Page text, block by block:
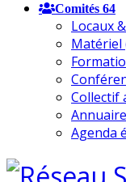
Comités 64
Locaux
Matériel
Collectif
Agenda